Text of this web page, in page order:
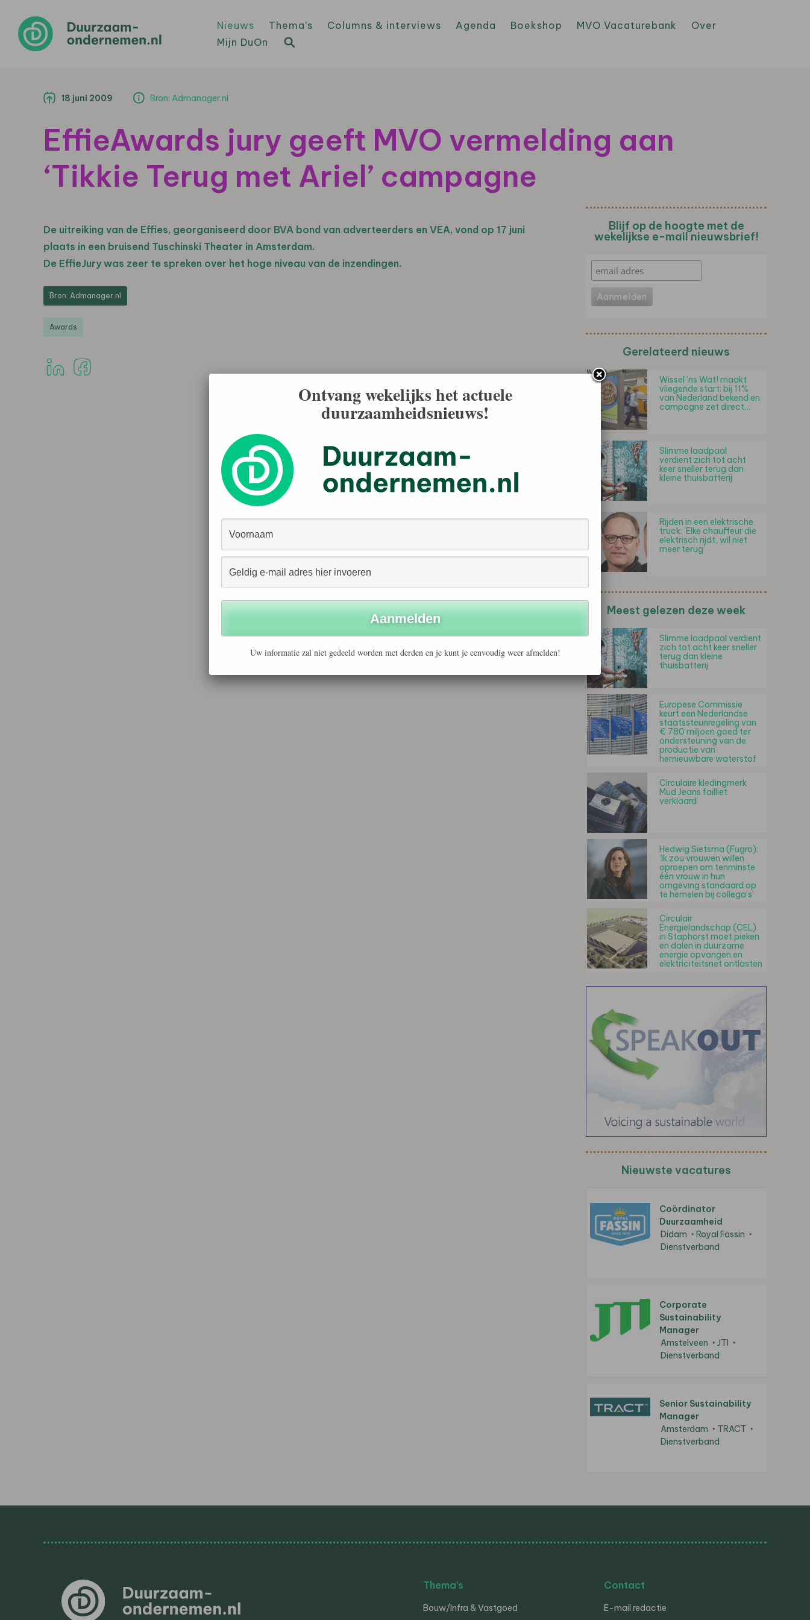
Nieuws Thema’s Columns & interviews Agenda Boekshop MVO Vacaturebank
Over
Mijn DuOn
18 juni 2009 Bron: Admanager.nl
EffieAwards jury geeft MVO vermelding aan
‘Tikkie Terug met Ariel’ campagne
De uitreiking van de Effies, georganiseerd door BVA bond van adverteerders en VEA, vond op 17 juni
plaats in een bruisend Tuschinski Theater in Amsterdam.
De EffieJury was zeer te spreken over het hoge niveau van de inzendingen.
Bron: Admanager.nl
Awards
Blijf op de hoogte met de
wekelijkse e-mail nieuwsbrief!
Gerelateerd nieuws
Wissel ’ns Wat! maakt
vliegende start: bij 11%
van Nederland bekend en
campagne zet direct…
Slimme laadpaal
verdient zich tot acht
keer sneller terug dan
kleine thuisbatterij
Rijden in een elektrische
truck: ‘Elke chauffeur die
elektrisch rijdt, wil niet
meer terug’
Meest gelezen deze week
Slimme laadpaal verdient
zich tot acht keer sneller
terug dan kleine
thuisbatterij
Europese Commissie
keurt een Nederlandse
staatssteunregeling van
€ 780 miljoen goed ter
ondersteuning van de
productie van
hernieuwbare waterstof
Circulaire kledingmerk
Mud Jeans failliet
verklaard
Hedwig Sietsma (Fugro):
‘Ik zou vrouwen willen
oproepen om tenminste
één vrouw in hun
omgeving standaard op
te hemelen bij collega’s’
Circulair
Energielandschap (CEL)
in Staphorst moet pieken
en dalen in duurzame
energie opvangen en
elektriciteitsnet ontlasten
Nieuwste vacatures
Coördinator
Duurzaamheid
Didam
Royal Fassin
Dienstverband
Corporate
Sustainability
Manager
Amstelveen
JTI
Dienstverband
Senior Sustainability
Manager
Amsterdam
TRACT
Dienstverband
Thema’s
Bouw/Infra & Vastgoed
Contact
E-mail redactie
Ontvang wekelijks het actuele
duurzaamheidsnieuws!
Uw informatie zal niet gedeeld worden met derden en je kunt je eenvoudig weer afmelden!